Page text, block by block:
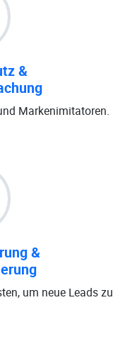
&
Markenimitatoren.
&
um neue Leads zu